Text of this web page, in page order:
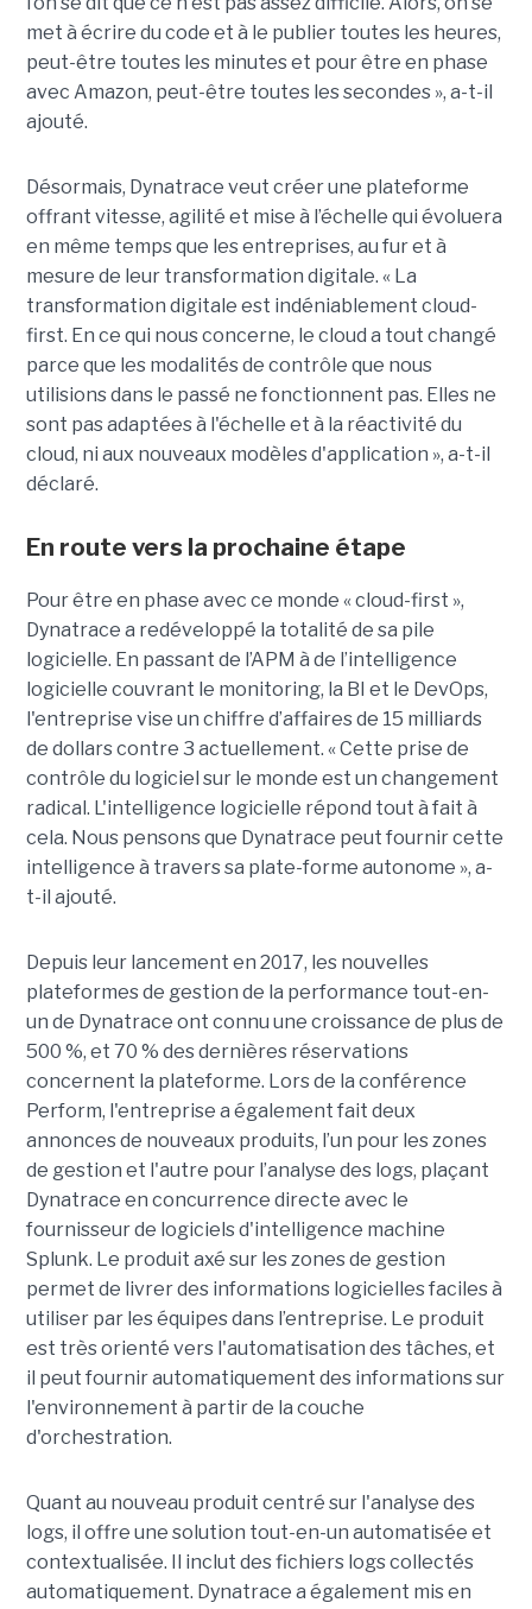
met à écrire du code et à le publier toutes les heures,
peut-être toutes les minutes et pour être en phase
avec Amazon, peut-être toutes les secondes », a-t-il
ajouté.
Désormais, Dynatrace veut créer une plateforme
offrant vitesse, agilité et mise à l’échelle qui évoluera
en même temps que les entreprises, au fur et à
mesure de leur transformation digitale. « La
transformation digitale est indéniablement cloud-
first. En ce qui nous concerne, le cloud a tout changé
parce que les modalités de contrôle que nous
utilisions dans le passé ne fonctionnent pas. Elles ne
sont pas adaptées à l'échelle et à la réactivité du
cloud, ni aux nouveaux modèles d'application », a-t-il
déclaré.
En route vers la prochaine étape
Pour être en phase avec ce monde « cloud-first »,
Dynatrace a redéveloppé la totalité de sa pile
logicielle. En passant de l’APM à de l’intelligence
logicielle couvrant le monitoring, la BI et le DevOps,
l'entreprise vise un chiffre d’affaires de 15 milliards
de dollars contre 3 actuellement. « Cette prise de
contrôle du logiciel sur le monde est un changement
radical. L'intelligence logicielle répond tout à fait à
cela. Nous pensons que Dynatrace peut fournir cette
intelligence à travers sa plate-forme autonome », a-
t-il ajouté.
Depuis leur lancement en 2017, les nouvelles
plateformes de gestion de la performance tout-en-
un de Dynatrace ont connu une croissance de plus de
500 %, et 70 % des dernières réservations
concernent la plateforme. Lors de la conférence
Perform, l'entreprise a également fait deux
annonces de nouveaux produits, l’un pour les zones
de gestion et l'autre pour l’analyse des logs, plaçant
Dynatrace en concurrence directe avec le
fournisseur de logiciels d'intelligence machine
Splunk. Le produit axé sur les zones de gestion
permet de livrer des informations logicielles faciles à
utiliser par les équipes dans l’entreprise. Le produit
est très orienté vers l'automatisation des tâches, et
il peut fournir automatiquement des informations sur
l'environnement à partir de la couche
d'orchestration.
Quant au nouveau produit centré sur l'analyse des
logs, il offre une solution tout-en-un automatisée et
contextualisée. Il inclut des fichiers logs collectés
automatiquement. Dynatrace a également mis en